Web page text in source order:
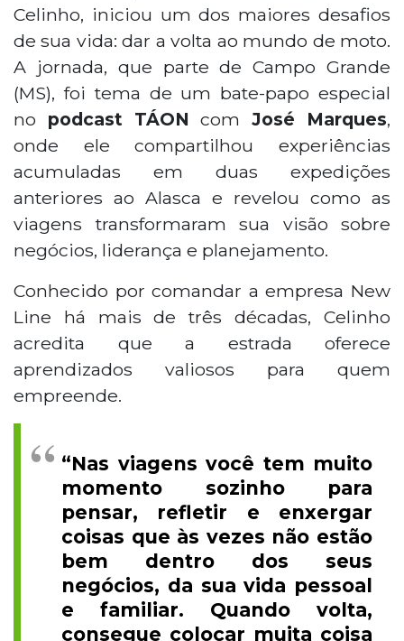
Celinho, iniciou um dos maiores desafios
de sua vida: dar a volta ao mundo de moto.
A jornada, que parte de Campo Grande
(MS), foi tema de um bate-papo especial
no podcast TÁON comJosé Marques,
onde ele compartilhou experiências
acumuladas em duas expedições
anteriores ao Alasca e revelou como as
viagens transformaram sua visão sobre
negócios, liderança e planejamento.
Conhecido por comandar a empresa New
Line há mais de três décadas, Celinho
acredita que a estrada oferece
aprendizados valiosos para quem
empreende.
“Nas viagens você tem muito
momento sozinho para
pensar, refletir e enxergar
coisas que às vezes não estão
bem dentro dos seus
negócios, da sua vida pessoal
e familiar. Quando volta,
consegue colocar muita coisa